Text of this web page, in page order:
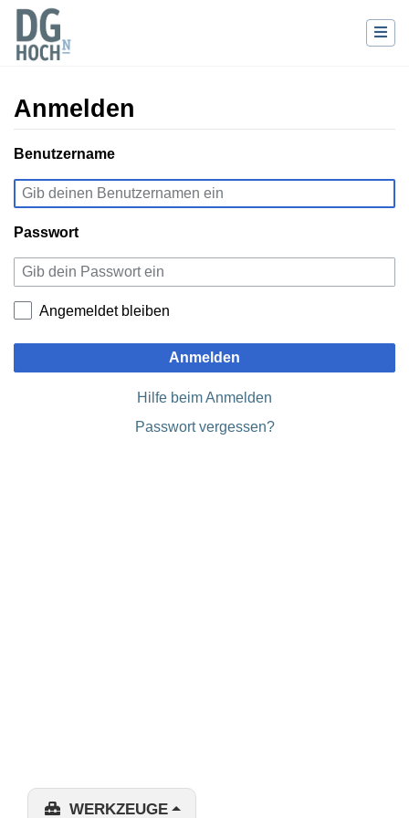
Anmelden
Wechseln zu:Navigation
Benutzername
Passwort
Angemeldet bleiben
Anmelden
Hilfe beim Anmelden
Passwort vergessen?
WERKZEUGE